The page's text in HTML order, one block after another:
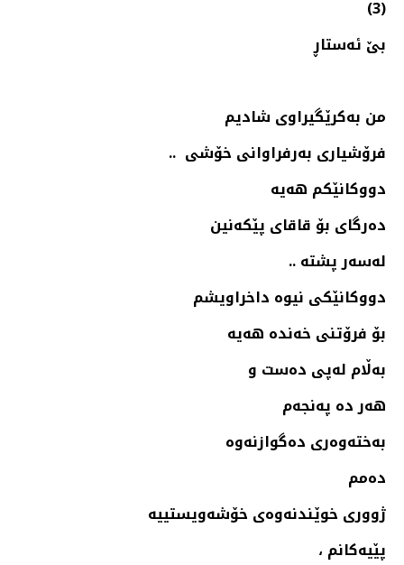
(3)
بێ ئه‌ستاڕ
من بەكرێگیراوی شادیم
فرۆشیاری بەرفراوانی خۆشی ..
دووكانێكم هەیە
دەرگای بۆ قاقای پێكەنین
له‌سه‌ر پشته‌ ..
دووكانێكی نیوە داخراویشم
بۆ فرۆتنی خەندە هەیە
بەڵام لەپی دەست و
هەر دە پەنجەم
بەختەوەری دەگوازنەوە
دەمم
ژووری خوێندنەوەی خۆشەویستییە
پێیەكانم ،